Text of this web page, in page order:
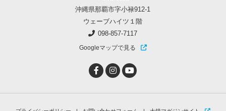
沖縄県那覇市字小禄912-1
ウェーブハイツ１階
098-857-7117
Googleマップで見る